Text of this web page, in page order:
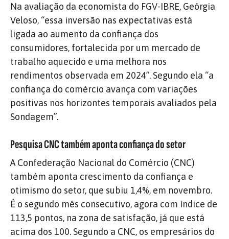
Na avaliação da economista do FGV-IBRE, Geórgia
Veloso, “essa inversão nas expectativas está
ligada ao aumento da confiança dos
consumidores, fortalecida por um mercado de
trabalho aquecido e uma melhora nos
rendimentos observada em 2024”. Segundo ela “a
confiança do comércio avança com variações
positivas nos horizontes temporais avaliados pela
Sondagem”.
Pesquisa CNC também aponta confiança do setor
A Confederação Nacional do Comércio (CNC)
também aponta crescimento da confiança e
otimismo do setor, que subiu 1,4%, em novembro.
É o segundo mês consecutivo, agora com índice de
113,5 pontos, na zona de satisfação, já que está
acima dos 100. Segundo a CNC, os empresários do